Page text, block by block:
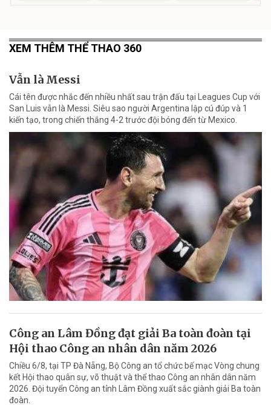
XEM THÊM THỂ THAO 360
Vẫn là Messi
Cái tên được nhắc đến nhiều nhất sau trận đấu tại Leagues Cup với
San Luis vẫn là Messi. Siêu sao người Argentina lập cú đúp và 1
kiến tạo, trong chiến thắng 4-2 trước đội bóng đến từ Mexico.
Công an Lâm Đồng đạt giải Ba toàn đoàn tại
Hội thao Công an nhân dân năm 2026
Chiều 6/8, tại TP Đà Nẵng, Bộ Công an tổ chức bế mạc Vòng chung
kết Hội thao quân sự, võ thuật và thể thao Công an nhân dân năm
2026. Đội tuyển Công an tỉnh Lâm Đồng xuất sắc giành giải Ba toàn
đoàn.